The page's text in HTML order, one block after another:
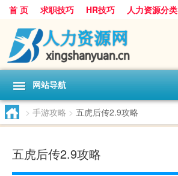
首 页 求职技巧 HR技巧 人力资源分类
网站导航
> 手游攻略 > 五虎后传2.9攻略
五虎后传2.9攻略